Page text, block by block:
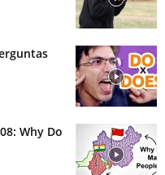
Why Do